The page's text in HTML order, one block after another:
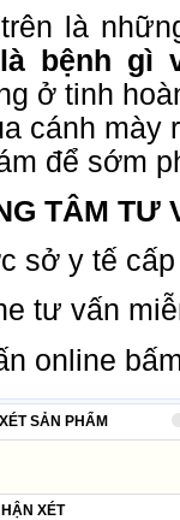
là
bệnh gì
ở tinh
cánh mày
để sớm
TÂM TƯ
sở y tế cấp
tư vấn
online
SẢN PHẨM
XÉT